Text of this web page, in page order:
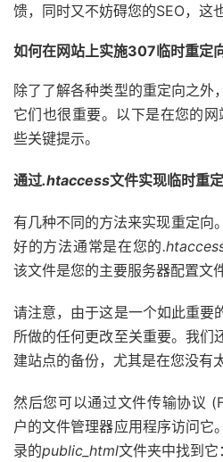
馈，同时又不妨碍您的SEO，这
如何在网站上实施307临时重定
除了了解各种类型的重定向之外
它们也很重要。以下是在您的
些关键提示。
通过.htaccess文件实现临时重
有几种不同的方法来实现重定向
好的方法通常是在您的
该文件是您的主要服务器配置文件
请注意，由于这是一个如此重要
所做的任何更改至关重要。我们
建站点的备份，尤其是在您没有
然后您可以通过文件传输协议
户的文件管理器应用程序访问它
录的public_html文件夹中找到它：